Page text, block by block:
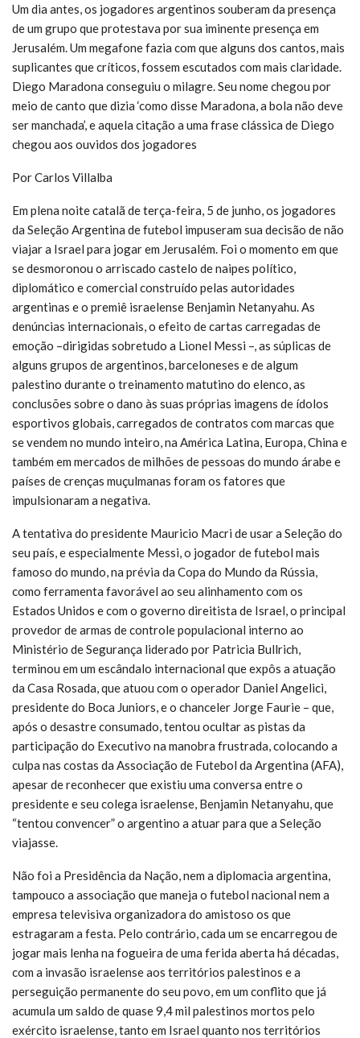
Um dia antes, os jogadores argentinos souberam da presença
de um grupo que protestava por sua iminente presença em
Jerusalém. Um megafone fazia com que alguns dos cantos, mais
suplicantes que críticos, fossem escutados com mais claridade.
Diego Maradona conseguiu o milagre. Seu nome chegou por
meio de canto que dizia ‘como disse Maradona, a bola não deve
ser manchada’, e aquela citação a uma frase clássica de Diego
chegou aos ouvidos dos jogadores
Por Carlos Villalba
Em plena noite catalã de terça-feira, 5 de junho, os jogadores
da Seleção Argentina de futebol impuseram sua decisão de não
viajar a Israel para jogar em Jerusalém. Foi o momento em que
se desmoronou o arriscado castelo de naipes político,
diplomático e comercial construído pelas autoridades
argentinas e o premiê israelense Benjamin Netanyahu. As
denúncias internacionais, o efeito de cartas carregadas de
emoção –dirigidas sobretudo a Lionel Messi –, as súplicas de
alguns grupos de argentinos, barceloneses e de algum
palestino durante o treinamento matutino do elenco, as
conclusões sobre o dano às suas próprias imagens de ídolos
esportivos globais, carregados de contratos com marcas que
se vendem no mundo inteiro, na América Latina, Europa, China e
também em mercados de milhões de pessoas do mundo árabe e
países de crenças muçulmanas foram os fatores que
impulsionaram a negativa.
A tentativa do presidente Mauricio Macri de usar a Seleção do
seu país, e especialmente Messi, o jogador de futebol mais
famoso do mundo, na prévia da Copa do Mundo da Rússia,
como ferramenta favorável ao seu alinhamento com os
Estados Unidos e com o governo direitista de Israel, o principal
provedor de armas de controle populacional interno ao
Ministério de Segurança liderado por Patricia Bullrich,
terminou em um escândalo internacional que expôs a atuação
da Casa Rosada, que atuou com o operador Daniel Angelici,
presidente do Boca Juniors, e o chanceler Jorge Faurie – que,
após o desastre consumado, tentou ocultar as pistas da
participação do Executivo na manobra frustrada, colocando a
culpa nas costas da Associação de Futebol da Argentina (AFA),
apesar de reconhecer que existiu uma conversa entre o
presidente e seu colega israelense, Benjamin Netanyahu, que
“tentou convencer” o argentino a atuar para que a Seleção
viajasse.
Não foi a Presidência da Nação, nem a diplomacia argentina,
tampouco a associação que maneja o futebol nacional nem a
empresa televisiva organizadora do amistoso os que
estragaram a festa. Pelo contrário, cada um se encarregou de
jogar mais lenha na fogueira de uma ferida aberta há décadas,
com a invasão israelense aos territórios palestinos e a
perseguição permanente do seu povo, em um conflito que já
acumula um saldo de quase 9,4 mil palestinos mortos pelo
exército israelense, tanto em Israel quanto nos territórios